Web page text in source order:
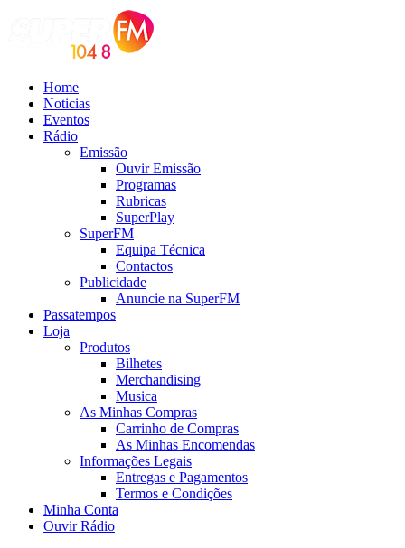
Home
Noticias
Eventos
Rádio
Emissão
Ouvir Emissão
Programas
Rubricas
SuperPlay
SuperFM
Equipa Técnica
Contactos
Publicidade
Anuncie na SuperFM
Passatempos
Loja
Produtos
Bilhetes
Merchandising
Musica
As Minhas Compras
Carrinho de Compras
As Minhas Encomendas
Informações Legais
Entregas e Pagamentos
Termos e Condições
Minha Conta
Ouvir Rádio